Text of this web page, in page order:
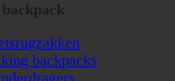
backpacks